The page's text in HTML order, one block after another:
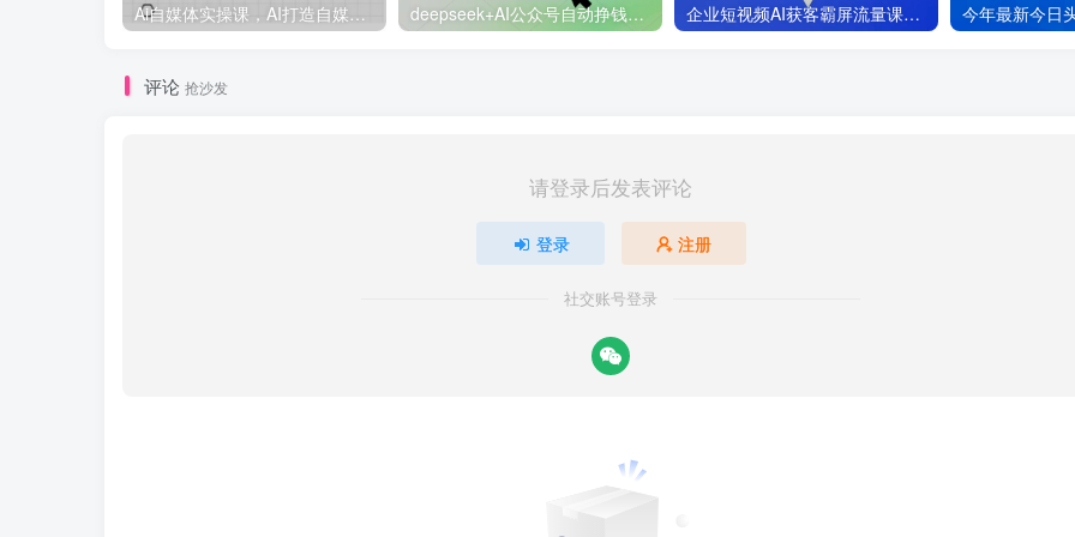
Ai自媒体实操课，AI打造自媒体爆款内容 deepseek+AI公众号自动挣钱，轻松月入过W，手机电脑都可做 企业短视频AI获客霸屏流量课，6步短视频+AI突围法，3大霸屏抢客策略
评论 抢沙发
请登录后发表评论
登录 注册
社交账号登录